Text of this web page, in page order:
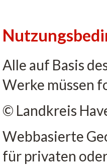
Alle auf Basis
Werke müssen
© Landkreis
Webbasierte
für privaten